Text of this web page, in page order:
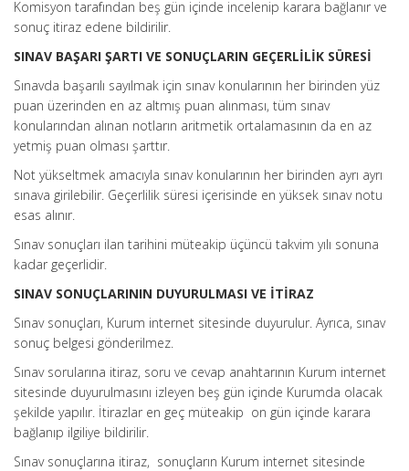
Komisyon tarafından beş gün içinde incelenip karara bağlanır ve
sonuç itiraz edene bildirilir.
SINAV BAŞARI ŞARTI VE SONUÇLARIN GEÇERLİLİK SÜRESİ
Sınavda başarılı sayılmak için sınav konularının her birinden yüz
puan üzerinden en az altmış puan alınması, tüm sınav
konularından alınan notların aritmetik ortalamasının da en az
yetmiş puan olması şarttır.
Not yükseltmek amacıyla sınav konularının her birinden ayrı ayrı
sınava girilebilir. Geçerlilik süresi içerisinde en yüksek sınav notu
esas alınır.
Sınav sonuçları ilan tarihini müteakip üçüncü takvim yılı sonuna
kadar geçerlidir.
SINAV SONUÇLARININ DUYURULMASI VE İTİRAZ
Sınav sonuçları, Kurum internet sitesinde duyurulur. Ayrıca, sınav
sonuç belgesi gönderilmez.
Sınav sorularına itiraz, soru ve cevap anahtarının Kurum internet
sitesinde duyurulmasını izleyen beş gün içinde Kurumda olacak
şekilde yapılır. İtirazlar en geç müteakip on gün içinde karara
bağlanıp ilgiliye bildirilir.
Sınav sonuçlarına itiraz, sonuçların Kurum internet sitesinde